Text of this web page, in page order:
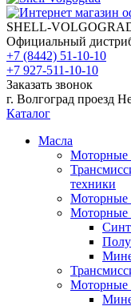
SHELL-
Официальный
+7 (8442) 51-10-10
+7 927-511-10-10
Заказать звонок
г. Волгоград проезд
Каталог
Масла
Моторные
техники
Моторные
Моторные
Моторные